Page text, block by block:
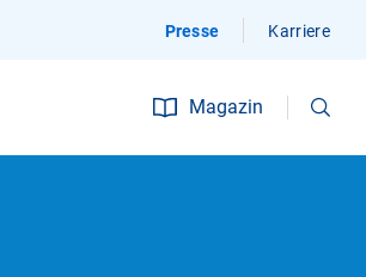
Presse Karriere
Magazin